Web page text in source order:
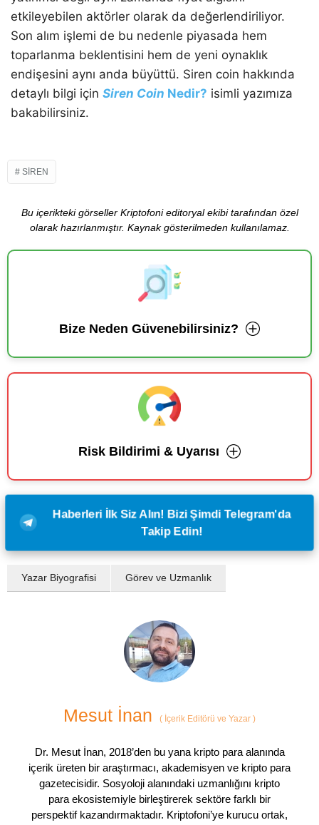
etkileyebilen aktörler olarak da değerlendiriliyor.
Son alım işlemi de bu nedenle piyasada hem
toparlanma beklentisini hem de yeni oynaklık
endişesini aynı anda büyüttü. Siren coin hakkında
detaylı bilgi için Siren Coin Nedir? isimli yazımıza
bakabilirsiniz.
SIREN
Bu içerikteki görseller Kriptofoni editoryal ekibi tarafından özel
olarak hazırlanmıştır. Kaynak gösterilmeden kullanılamaz.
Bize Neden Güvenebilirsiniz?
Risk Bildirimi & Uyarısı
Haberleri İlk Siz Alın! Bizi Şimdi Telegram'da
Takip Edin!
Yazar Biyografisi Görev ve Uzmanlık
Mesut İnan ( İçerik Editörü ve Yazar )
Dr. Mesut İnan, 2018’den bu yana kripto para alanında
içerik üreten bir araştırmacı, akademisyen ve kripto para
gazetecisidir. Sosyoloji alanındaki uzmanlığını kripto
para ekosistemiyle birleştirerek sektöre farklı bir
perspektif kazandırmaktadır. Kriptofoni’ye kurucu ortak,